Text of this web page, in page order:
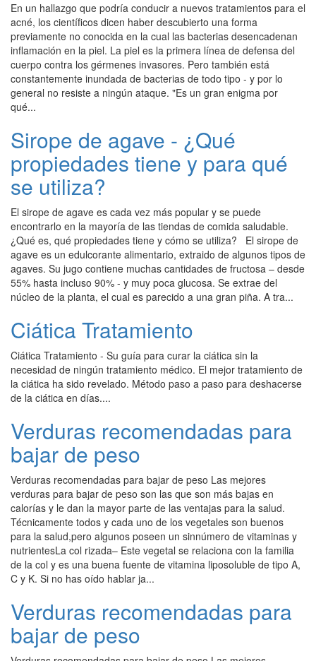
En un hallazgo que podría conducir a nuevos tratamientos para el
acné, los científicos dicen haber descubierto una forma
previamente no conocida en la cual las bacterias desencadenan
inflamación en la piel. La piel es la primera línea de defensa del
cuerpo contra los gérmenes invasores. Pero también está
constantemente inundada de bacterias de todo tipo - y por lo
general no resiste a ningún ataque. "Es un gran enigma por
qué...
Sirope de agave - ¿Qué
propiedades tiene y para qué
se utiliza?
El sirope de agave es cada vez más popular y se puede
encontrarlo en la mayoría de las tiendas de comida saludable.
¿Qué es, qué propiedades tiene y cómo se utiliza? El sirope de
agave es un edulcorante alimentario, extraido de algunos tipos de
agaves. Su jugo contiene muchas cantidades de fructosa – desde
55% hasta incluso 90% - y muy poca glucosa. Se extrae del
núcleo de la planta, el cual es parecido a una gran piña. A tra...
Ciática Tratamiento
Ciática Tratamiento - Su guía para curar la ciática sin la
necesidad de ningún tratamiento médico. El mejor tratamiento de
la ciática ha sido revelado. Método paso a paso para deshacerse
de la ciática en días....
Verduras recomendadas para
bajar de peso
Verduras recomendadas para bajar de peso Las mejores
verduras para bajar de peso son las que son más bajas en
calorías y le dan la mayor parte de las ventajas para la salud.
Técnicamente todos y cada uno de los vegetales son buenos
para la salud,pero algunos poseen un sinnúmero de vitaminas y
nutrientesLa col rizada– Este vegetal se relaciona con la familia
de la col y es una buena fuente de vitamina liposoluble de tipo A,
C y K. Si no has oído hablar ja...
Verduras recomendadas para
bajar de peso